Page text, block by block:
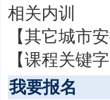
相关内训
【其它城市
【课程关键
我要报名